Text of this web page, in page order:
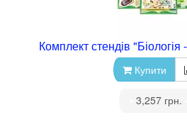
Комплект стендів
Купити
3,257 грн.